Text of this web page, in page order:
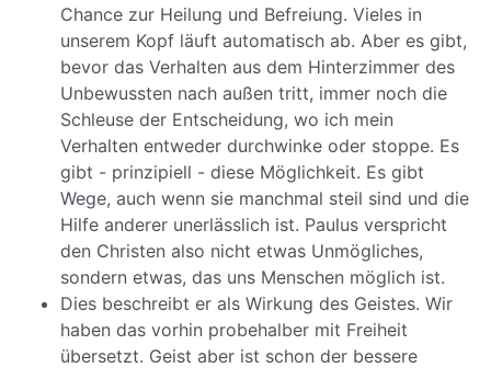
Chance zur Heilung und Befreiung. Vieles in
unserem Kopf läuft automatisch ab. Aber es gibt,
bevor das Verhalten aus dem Hinterzimmer des
Unbewussten nach außen tritt, immer noch die
Schleuse der Entscheidung, wo ich mein
Verhalten entweder durchwinke oder stoppe. Es
gibt - prinzipiell - diese Möglichkeit. Es gibt
Wege, auch wenn sie manchmal steil sind und die
Hilfe anderer unerlässlich ist. Paulus verspricht
den Christen also nicht etwas Unmögliches,
sondern etwas, das uns Menschen möglich ist.
Dies beschreibt er als Wirkung des Geistes. Wir
haben das vorhin probehalber mit Freiheit
übersetzt. Geist aber ist schon der bessere